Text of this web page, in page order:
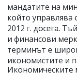
мандатите на
който управлява
2012 г. досега.
и финансови
терминът е
икономистите и
Икономическите